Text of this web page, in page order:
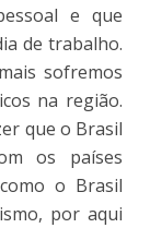
e que
de trabalho.
sofremos
na região.
que o Brasil
os países
o Brasil
por aqui